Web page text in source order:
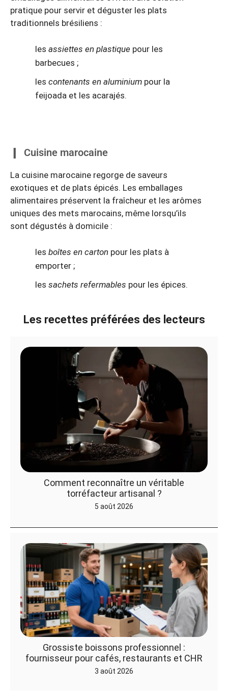
pratique pour servir et déguster les plats
traditionnels brésiliens :
les assiettes en plastique pour les
barbecues ;
les contenants en aluminium pour la
feijoada et les acarajés.
Cuisine marocaine
La cuisine marocaine regorge de saveurs
exotiques et de plats épicés. Les emballages
alimentaires préservent la fraîcheur et les arômes
uniques des mets marocains, même lorsqu’ils
sont dégustés à domicile :
les boîtes en carton pour les plats à
emporter ;
les sachets refermables pour les épices.
Les recettes préférées des lecteurs
Comment reconnaître un véritable
torréfacteur artisanal ?
5 août 2026
Grossiste boissons professionnel :
fournisseur pour cafés, restaurants et CHR
3 août 2026